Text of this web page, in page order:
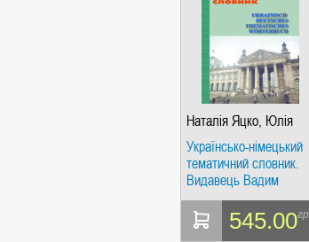
Наталія Яцко, Юлія
Карпенко, Вадим
Карпенко
Українсько-німецький
тематичний словник.
Видавець Вадим
Карпенко
545.00